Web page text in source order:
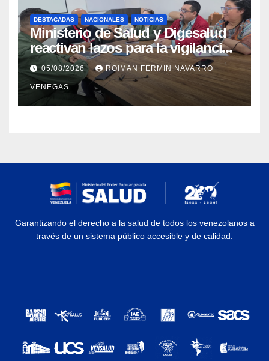
DESTACADAS NACIONALES NOTICIAS
Ministerio de Salud y Digesalud
reactivan lazos para la vigilancia
epidemiológica y el control de
enfermedades
05/08/2026 ROIMAN FERMIN NAVARRO
VENEGAS
Garantizando el derecho a la salud de todos los venezolanos a
través de un sistema público accesible y de calidad.